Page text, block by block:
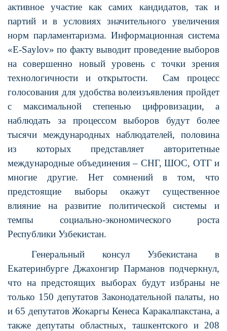
активное участие как самих кандидатов, так и
партий и в условиях значительного увеличения
норм парламентаризма. Информационная система
«E-Saylov» по факту выводит проведение выборов
на совершенно новый уровень с точки зрения
технологичности и открытости.
Сам процесс
голосования для удобства волеизъявления пройдет
с максимальной степенью цифровизации, а
наблюдать за процессом выборов будут более
тысячи международных наблюдателей, половина
из которых представляет авторитетные
международные объединения – СНГ, ШОС, ОТГ и
многие другие. Нет сомнений в том, что
предстоящие выборы окажут существенное
влияние на развитие политической системы и
темпы социально-экономического роста
Республики Узбекистан.
Генеральный консул Узбекистана в
Екатеринбурге Джахонгир Парманов подчеркнул,
что на предстоящих выборах будут избраны не
только 150 депутатов Законодательной палаты, но
и 65 депутатов Жокаргы Кенеса Каракалпакстана, а
также депутаты областных, ташкентского и 208